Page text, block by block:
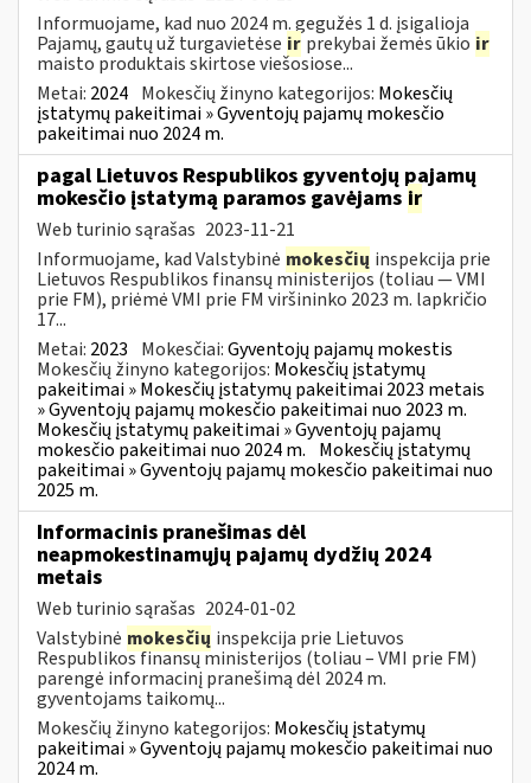
Informuojame, kad nuo 2024 m. gegužės 1 d. įsigalioja
Pajamų, gautų už turgavietėse ir prekybai žemės ūkio ir
maisto produktais skirtose viešosiose...
Metai: 2024 Mokesčių žinyno kategorijos: Mokesčių
įstatymų pakeitimai » Gyventojų pajamų mokesčio
pakeitimai nuo 2024 m.
pagal Lietuvos Respublikos gyventojų pajamų
mokesčio įstatymą paramos gavėjams ir
Web turinio sąrašas 2023-11-21
Informuojame, kad Valstybinė mokesčių inspekcija prie
Lietuvos Respublikos finansų ministerijos (toliau — VMI
prie FM), priėmė VMI prie FM viršininko 2023 m. lapkričio
17...
Metai: 2023 Mokesčiai:Gyventojų pajamų mokestis
Mokesčių žinyno kategorijos: Mokesčių įstatymų
pakeitimai » Mokesčių įstatymų pakeitimai 2023 metais
» Gyventojų pajamų mokesčio pakeitimai nuo 2023 m.
Mokesčių įstatymų pakeitimai » Gyventojų pajamų
mokesčio pakeitimai nuo 2024 m. Mokesčių įstatymų
pakeitimai » Gyventojų pajamų mokesčio pakeitimai nuo
2025 m.
Informacinis pranešimas dėl
neapmokestinamųjų pajamų dydžių 2024
metais
Web turinio sąrašas 2024-01-02
Valstybinė mokesčių inspekcija prie Lietuvos
Respublikos finansų ministerijos (toliau – VMI prie FM)
parengė informacinį pranešimą dėl 2024 m.
gyventojams taikomų...
Mokesčių žinyno kategorijos: Mokesčių įstatymų
pakeitimai » Gyventojų pajamų mokesčio pakeitimai nuo
2024 m.